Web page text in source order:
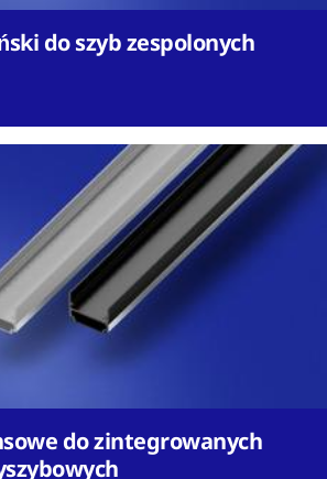
do szyb zespolonych
do zintegrowanych